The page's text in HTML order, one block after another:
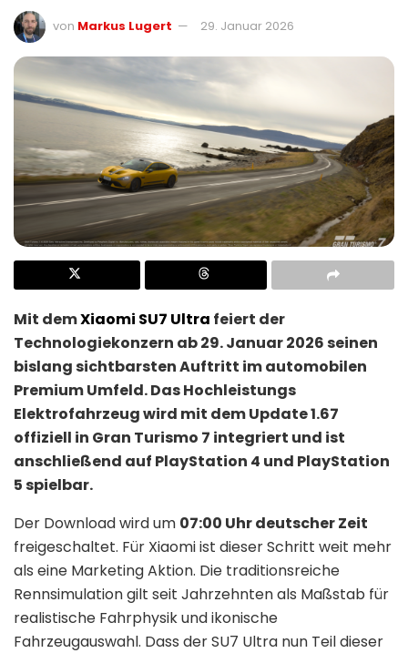
von Markus Lugert 29. Januar 2026
Mit demXiaomi SU7 Ultra feiert der
Technologiekonzern ab 29. Januar 2026 seinen
bislang sichtbarsten Auftritt im automobilen
Premium Umfeld. Das Hochleistungs
Elektrofahrzeug wird mit dem Update 1.67
offiziell in Gran Turismo 7 integriert und ist
anschließend auf PlayStation 4 und PlayStation
5 spielbar.
Der Download wird um 07:00 Uhr deutscher Zeit
freigeschaltet. Für Xiaomi ist dieser Schritt weit mehr
als eine Marketing Aktion. Die traditionsreiche
Rennsimulation gilt seit Jahrzehnten als Maßstab für
realistische Fahrphysik und ikonische
Fahrzeugauswahl. Dass der SU7 Ultra nun Teil dieser